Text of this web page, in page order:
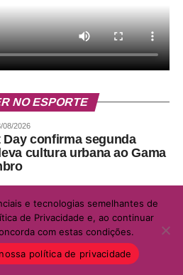
NO ESPORTE
08/2026
Day confirma segunda
cultura urbana ao Gama
solidariedade e
prática: FAMILY RUNNING
2 TONELADAS DE
NO PACAEMBU
e tecnologias semelhantes de
de Privacidade e, ao continuar
com estas condições.
política de privacidade